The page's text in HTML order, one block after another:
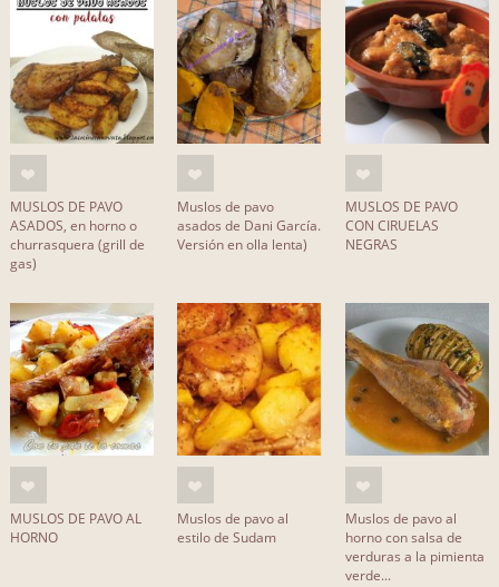
MUSLOS DE PAVO
ASADOS, en horno o
churrasquera (grill de
gas)
Muslos de pavo
asados de Dani García.
Versión en olla lenta)
MUSLOS DE PAVO
CON CIRUELAS
NEGRAS
MUSLOS DE PAVO AL
HORNO
Muslos de pavo al
estilo de Sudam
Muslos de pavo al
horno con salsa de
verduras a la pimienta
verde...